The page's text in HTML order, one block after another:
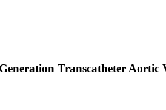
Transcatheter